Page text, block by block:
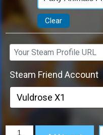
Clear
Steam Friend Account
Party